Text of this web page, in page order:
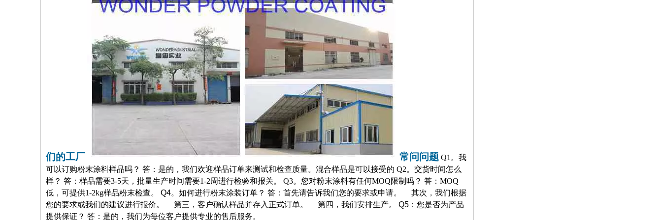
们的工厂 常问问题 Q1。我
可以订购粉末涂料样品吗？ 答：是的，我们欢迎样品订单来测试和检查质量。混合样品是可以接受的 Q2。交货时间怎么
样？ 答：样品需要3-5天，批量生产时间需要1-2周进行检验和报关。 Q3。您对粉末涂料有任何MOQ限制吗？ 答：MOQ
低，可提供1-2kg样品粉末检查。
Q4。如何进行粉末涂装订单？ 答：首先请告诉我们您的要求或申请。 其次，我们根据
您的要求或我们的建议进行报价。 第三，客户确认样品并存入正式订单。 第四，我们安排生产。
Q5：您是否为产品
提供保证？ 答：是的，我们为每位客户提供专业的售后服务。